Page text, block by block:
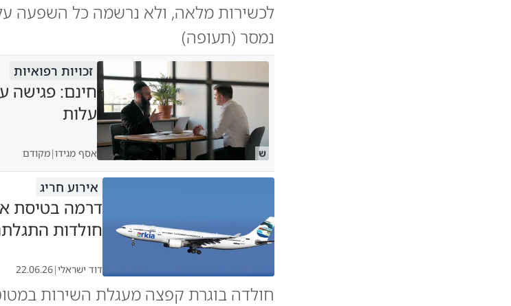
לכשירות מלאה, ולא נרשמה כל השפעה
נמסר (תעופה)
ש
זכויות רפואיות
חינם: פגישה
עלות
אסף מגידו|מקודם
אירוע חריג
דרמה בטיסת
חולדות
דוד ישראלי|
22.06.26
חולדה בוגרת קפצה מעגלת השירות